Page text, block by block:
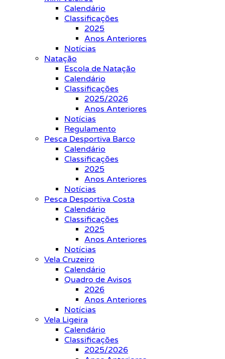
Calendário
Classificações
2025
Anos Anteriores
Notícias
Natação
Escola de Natação
Calendário
Classificações
2025/2026
Anos Anteriores
Notícias
Regulamento
Pesca Desportiva Barco
Calendário
Classificações
2025
Anos Anteriores
Notícias
Pesca Desportiva Costa
Calendário
Classificações
2025
Anos Anteriores
Notícias
Vela Cruzeiro
Calendário
Quadro de Avisos
2026
Anos Anteriores
Notícias
Vela Ligeira
Calendário
Classificações
2025/2026